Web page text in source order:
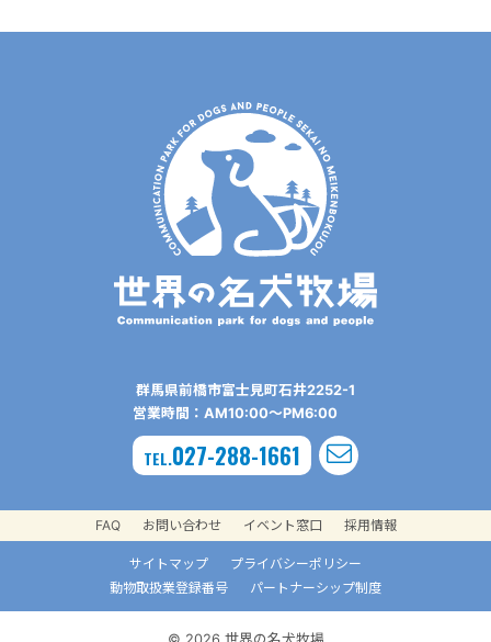
群⾺県前橋市富⼠⾒町⽯井2252-1
営業時間：AM10:00〜PM6:00
TEL.027-288-1661
FAQ お問い合わせ イベント窓口 採用情報
サイトマップ
プライバシーポリシー
動物取扱業登録番号
パートナーシップ制度